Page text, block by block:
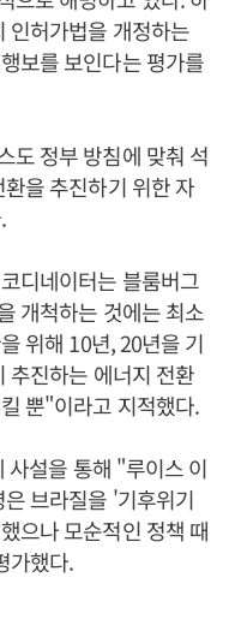
인허가법을 개정하는
보를 보인다는 평가를
도 정부 방침에 맞춰 석
을 추진하기 위한 자
디네이터는 블룸버그
개척하는 것에는 최소
위해 10년, 20년을 기
추진하는 에너지 전환
뿐"이라고 지적했다.
설을 통해 "루이스 이
브라질을 '기후위기
으나 모순적인 정책 때
가했다.